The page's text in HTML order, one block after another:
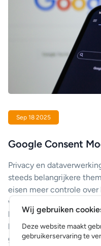
Sep 18 2025
Google Consent
Privacy en
steeds belangrijkere
eisen meer controle over
wetgeving, zoals de AVG
bedrijven transparant te
helpen beter met
gaan, heeft Google
Wij gebruiken
Deze website maakt
gebruikerservaring te